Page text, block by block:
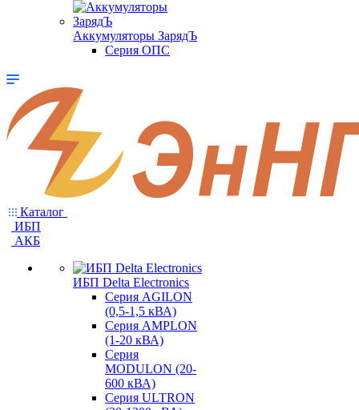
Аккумуляторы ЗарядЪ
Серия ОПС
Каталог
ИБП
АКБ
ИБП Delta Electronics
Серия AGILON
(0,5-1,5 кВА)
Серия AMPLON
(1-20 кВА)
Серия
MODULON (20-
600 кВА)
Серия ULTRON